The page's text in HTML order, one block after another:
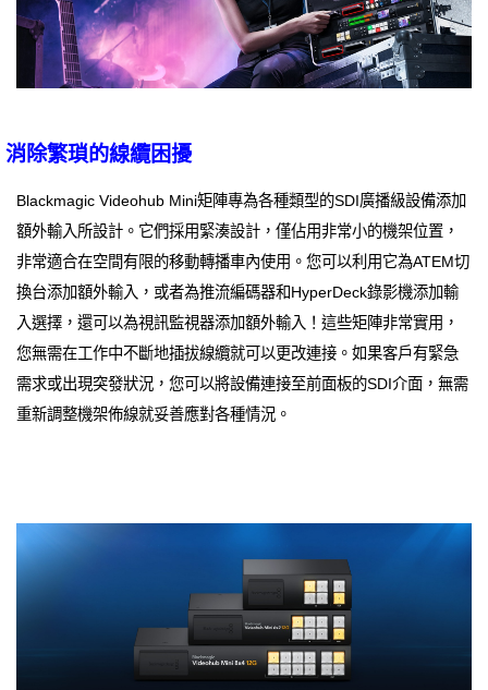
消除繁瑣的線纜困擾
Blackmagic Videohub Mini矩陣專為各種類型的SDI廣播級設備添加
額外輸入所設計。它們採用緊湊設計，僅佔用非常小的機架位置，
非常適合在空間有限的移動轉播車內使用。您可以利用它為ATEM切
換台添加額外輸入，或者為推流編碼器和HyperDeck錄影機添加輸
入選擇，還可以為視訊監視器添加額外輸入！這些矩陣非常實用，
您無需在工作中不斷地插拔線纜就可以更改連接。如果客戶有緊急
需求或出現突發狀況，您可以將設備連接至前面板的SDI介面，無需
重新調整機架佈線就妥善應對各種情況。